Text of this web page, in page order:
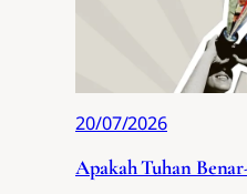
20/07/2026
Apakah Tuhan